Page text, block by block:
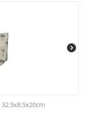
32.5x8.5x20cm